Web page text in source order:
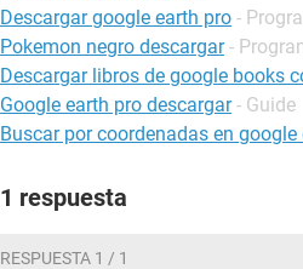
Descargar google earth pro -
Pokemon negro descargar -
Descargar libros de google books
Google earth pro descargar - Guide
Buscar por coordenadas en google
1 respuesta
RESPUESTA 1 / 1